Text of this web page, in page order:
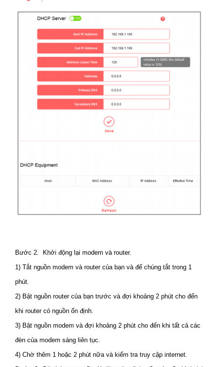
Bước 2. Khởi động lại modem và router.
1) Tắt nguồn modem và router của bạn và để chúng tắt trong 1
phút.
2) Bật nguồn router của bạn trước và đợi khoảng 2 phút cho đến
khi router có nguồn ổn định.
3) Bật nguồn modem và đợi khoảng 2 phút cho đến khi tất cả các
đèn của modem sáng liên tục.
4) Chờ thêm 1 hoặc 2 phút nữa và kiểm tra truy cập internet.